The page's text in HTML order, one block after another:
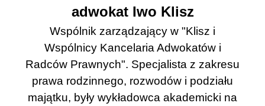
adwokat Iwo Klisz
Wspólnik zarządzający w "Klisz i
Wspólnicy Kancelaria Adwokatów i
Radców Prawnych". Specjalista z zakresu
prawa rodzinnego, rozwodów i podziału
majątku, były wykładowca akademicki na